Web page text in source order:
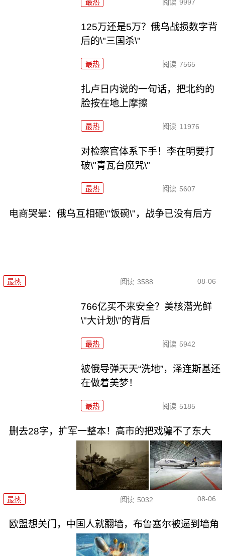
最热 阅读 9997
125万还是5万？俄乌战损数字背
后的\"三国杀\"
最热 阅读 7565
扎卢日内说的一句话，把北约的
脸按在地上摩擦
最热 阅读 11976
对检察官体系下手！李在明要打
破\"青瓦台魔咒\"
最热 阅读 5607
电商哭晕：俄乌互相砸\"饭碗\"，战争已没有后方
最热 阅读 3588 08-06
766亿买不来安全？美核潜光鲜
\"大计划\"的背后
最热 阅读 5942
被俄导弹天天“洗地”，泽连斯基还
在做着美梦！
最热 阅读 5185
删去28字，扩军一整本！高市的把戏骗不了东大
最热 阅读 5032 08-06
欧盟想关门，中国人就翻墙，布鲁塞尔被逼到墙角